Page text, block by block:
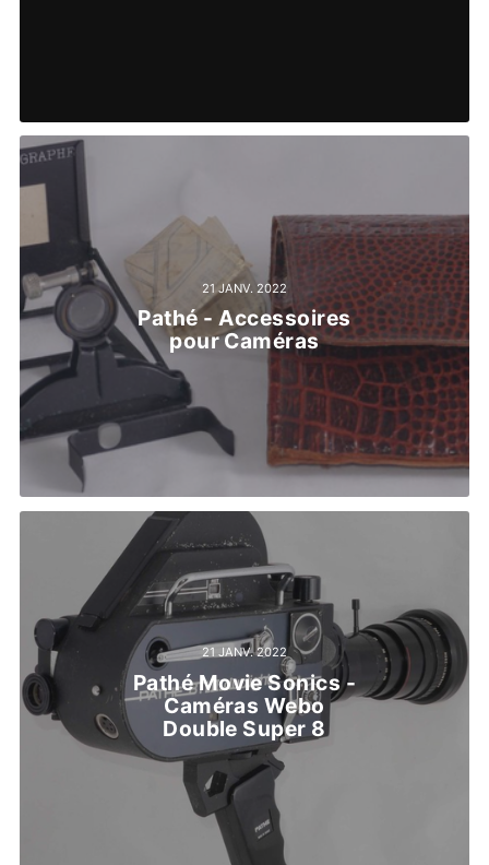
21 JANV. 2022
Pathé - Accessoires
pour Caméras
21 JANV. 2022
Pathé Movie Sonics -
Caméras Webo
Double Super 8